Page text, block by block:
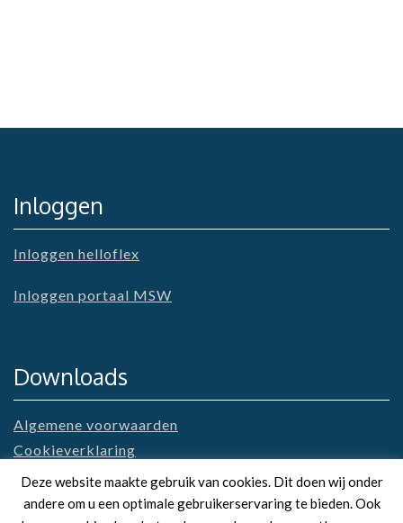
Inloggen
Inloggen helloflex
Inloggen portaal MSW
Downloads
Algemene voorwaarden
Cookieverklaring
Privacyverklaring
Deze website maakte gebruik van cookies. Dit doen wij onder
andere om u een optimale gebruikerservaring te bieden. Ook